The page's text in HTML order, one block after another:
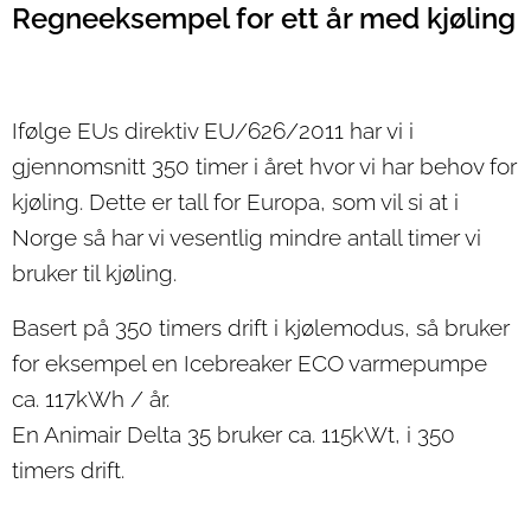
Regneeksempel for ett år med kjøling
Ifølge EUs direktiv EU/626/2011 har vi i
gjennomsnitt 350 timer i året hvor vi har behov for
kjøling. Dette er tall for Europa, som vil si at i
Norge så har vi vesentlig mindre antall timer vi
bruker til kjøling.
Basert på 350 timers drift i kjølemodus, så bruker
for eksempel en Icebreaker ECO varmepumpe
ca. 117kWh / år.
En Animair Delta 35 bruker ca. 115kWt, i 350
timers drift.